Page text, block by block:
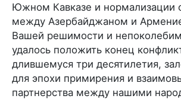
Южном Кавказе и нормализации
между Азербайджаном и
Вашей решимости и
удалось положить конец
длившемуся три десятилетия,
для эпохи примирения и
партнерства между нашими